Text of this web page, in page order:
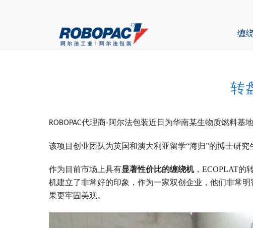
缠
转
ROBOPAC代理商-阿尔法包装近日为华南某生物质燃料基
该项目创业团队为英国和澳大利亚留学“海归”的博士研
作为目前市场上具有显著性价比的缠绕机，ECOPLAT的
机建立了非常好的印象，作为一家双创企业，他们非常
果更牢固美观。